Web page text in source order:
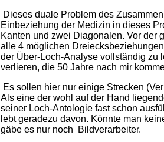
Dieses duale Problem des
Einbeziehung der Medizin in dieses
Kanten und zwei Diagonalen. Vor der
alle 4 möglichen
der Über-Loch-Analyse vollständig zu
verlieren, die 50 Jahre nach mir
Es sollen hier nur einige Strecken
Als eine der wohl auf der Hand
seiner Loch-Antologie fast schon
lebt geradezu davon. Könnte man
gäbe es nur noch
Bildverarbeiter.